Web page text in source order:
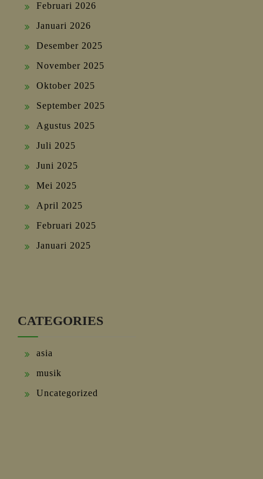
Februari 2026
Januari 2026
Desember 2025
November 2025
Oktober 2025
September 2025
Agustus 2025
Juli 2025
Juni 2025
Mei 2025
April 2025
Februari 2025
Januari 2025
CATEGORIES
asia
musik
Uncategorized